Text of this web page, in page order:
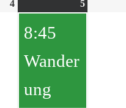
4 5
8:45
Wander
ung